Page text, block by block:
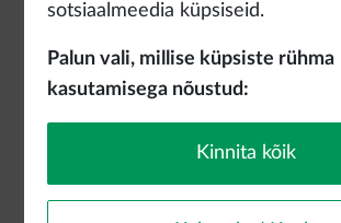
sotsiaalmeedia küpsiseid.
Palun vali, millise küpsiste rühma
kasutamisega nõustud:
Kinnita kõik